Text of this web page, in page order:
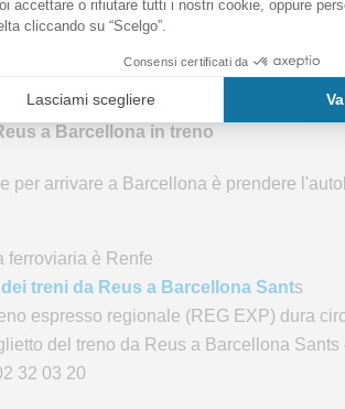
dell'autobus Aeroporto di Reus /
(+34) 977 300 006
a Barcellona in treno
per arrivare a Barcellona è prendere
ferroviaria è Renfe
treni da Reus a Barcellona Sants
espresso regionale (REG EXP) dura
del treno da Reus a Barcellona Sants
32 03 20